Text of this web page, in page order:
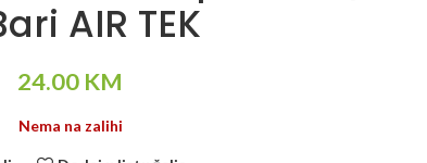
AIR TEK
24.00 KM
Nema na zalihi